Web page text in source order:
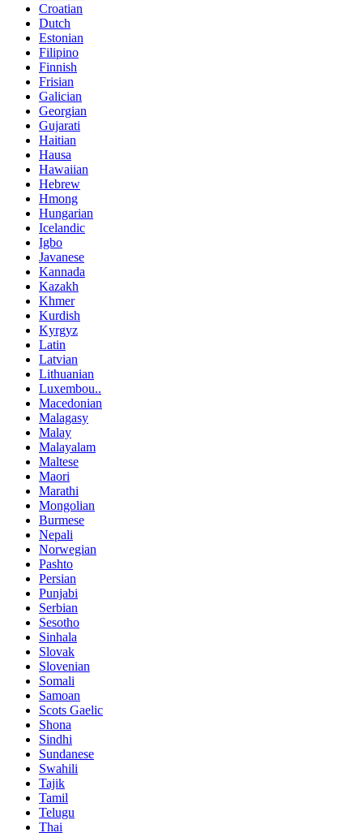
Croatian
Dutch
Estonian
Filipino
Finnish
Frisian
Galician
Georgian
Gujarati
Haitian
Hausa
Hawaiian
Hebrew
Hmong
Hungarian
Icelandic
Igbo
Javanese
Kannada
Kazakh
Khmer
Kurdish
Kyrgyz
Latin
Latvian
Lithuanian
Luxembou..
Macedonian
Malagasy
Malay
Malayalam
Maltese
Maori
Marathi
Mongolian
Burmese
Nepali
Norwegian
Pashto
Persian
Punjabi
Serbian
Sesotho
Sinhala
Slovak
Slovenian
Somali
Samoan
Scots Gaelic
Shona
Sindhi
Sundanese
Swahili
Tajik
Tamil
Telugu
Thai